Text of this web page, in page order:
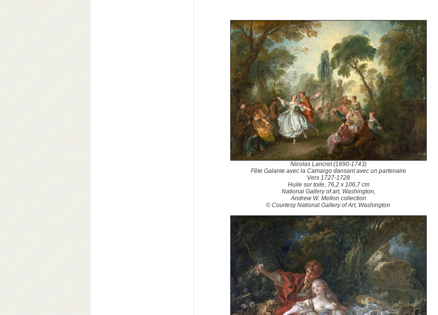
Nicolas Lancret (1690-1743)
Fête Galante avec la Camargo dansant avec un partenaire
Vers 1727-1728
Huile sur toile, 76,2 x 106,7 cm
National Gallery of art, Washington,
Andrew W. Mellon collection
© Courtesy National Gallery of Art, Washington